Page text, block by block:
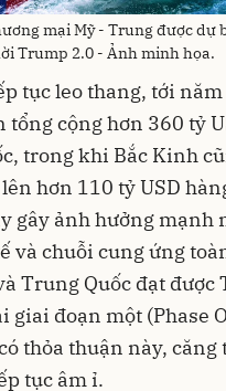
mại Mỹ - Trung được dự
Trump 2.0 - Ảnh minh họa.
tục leo thang, tới
tổng cộng hơn 360 tỷ
trong khi Bắc Kinh
hơn 110 tỷ USD
gây ảnh hưởng mạnh
và chuỗi cung ứng
Trung Quốc đạt được
giai đoạn một (Phase
thỏa thuận này, căng
tục âm ỉ.